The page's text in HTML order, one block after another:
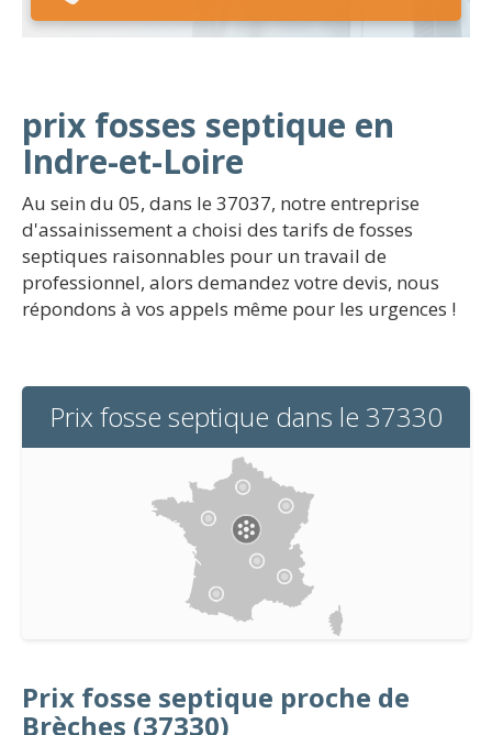
prix fosses septique en
Indre-et-Loire
Au sein du 05, dans le 37037, notre entreprise
d'assainissement a choisi des tarifs de fosses
septiques raisonnables pour un travail de
professionnel, alors demandez votre devis, nous
répondons à vos appels même pour les urgences !
Prix fosse septique dans le 37330
Prix fosse septique proche de
Brèches (37330)